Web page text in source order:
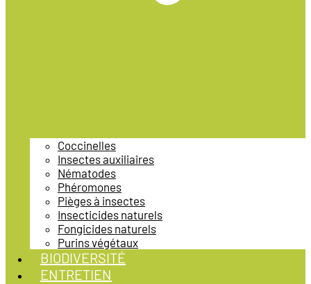
Coccinelles
Insectes auxiliaires
Nématodes
Phéromones
Pièges à insectes
Insecticides naturels
Fongicides naturels
Purins végétaux
BIODIVERSITÉ
ENTRETIEN